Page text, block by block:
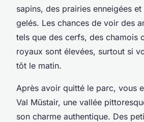
sapins, des prairies enneigées et
gelés. Les chances de voir des
tels que des cerfs, des chamois
royaux sont élevées, surtout si
tôt le matin.
Après avoir quitté le parc, vous
Val Müstair, une vallée
son charme authentique. Des